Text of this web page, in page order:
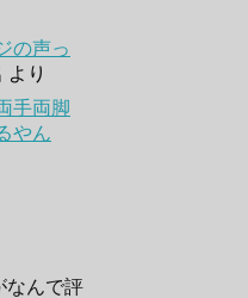
の声っ
より
手両脚
やん
なんで評